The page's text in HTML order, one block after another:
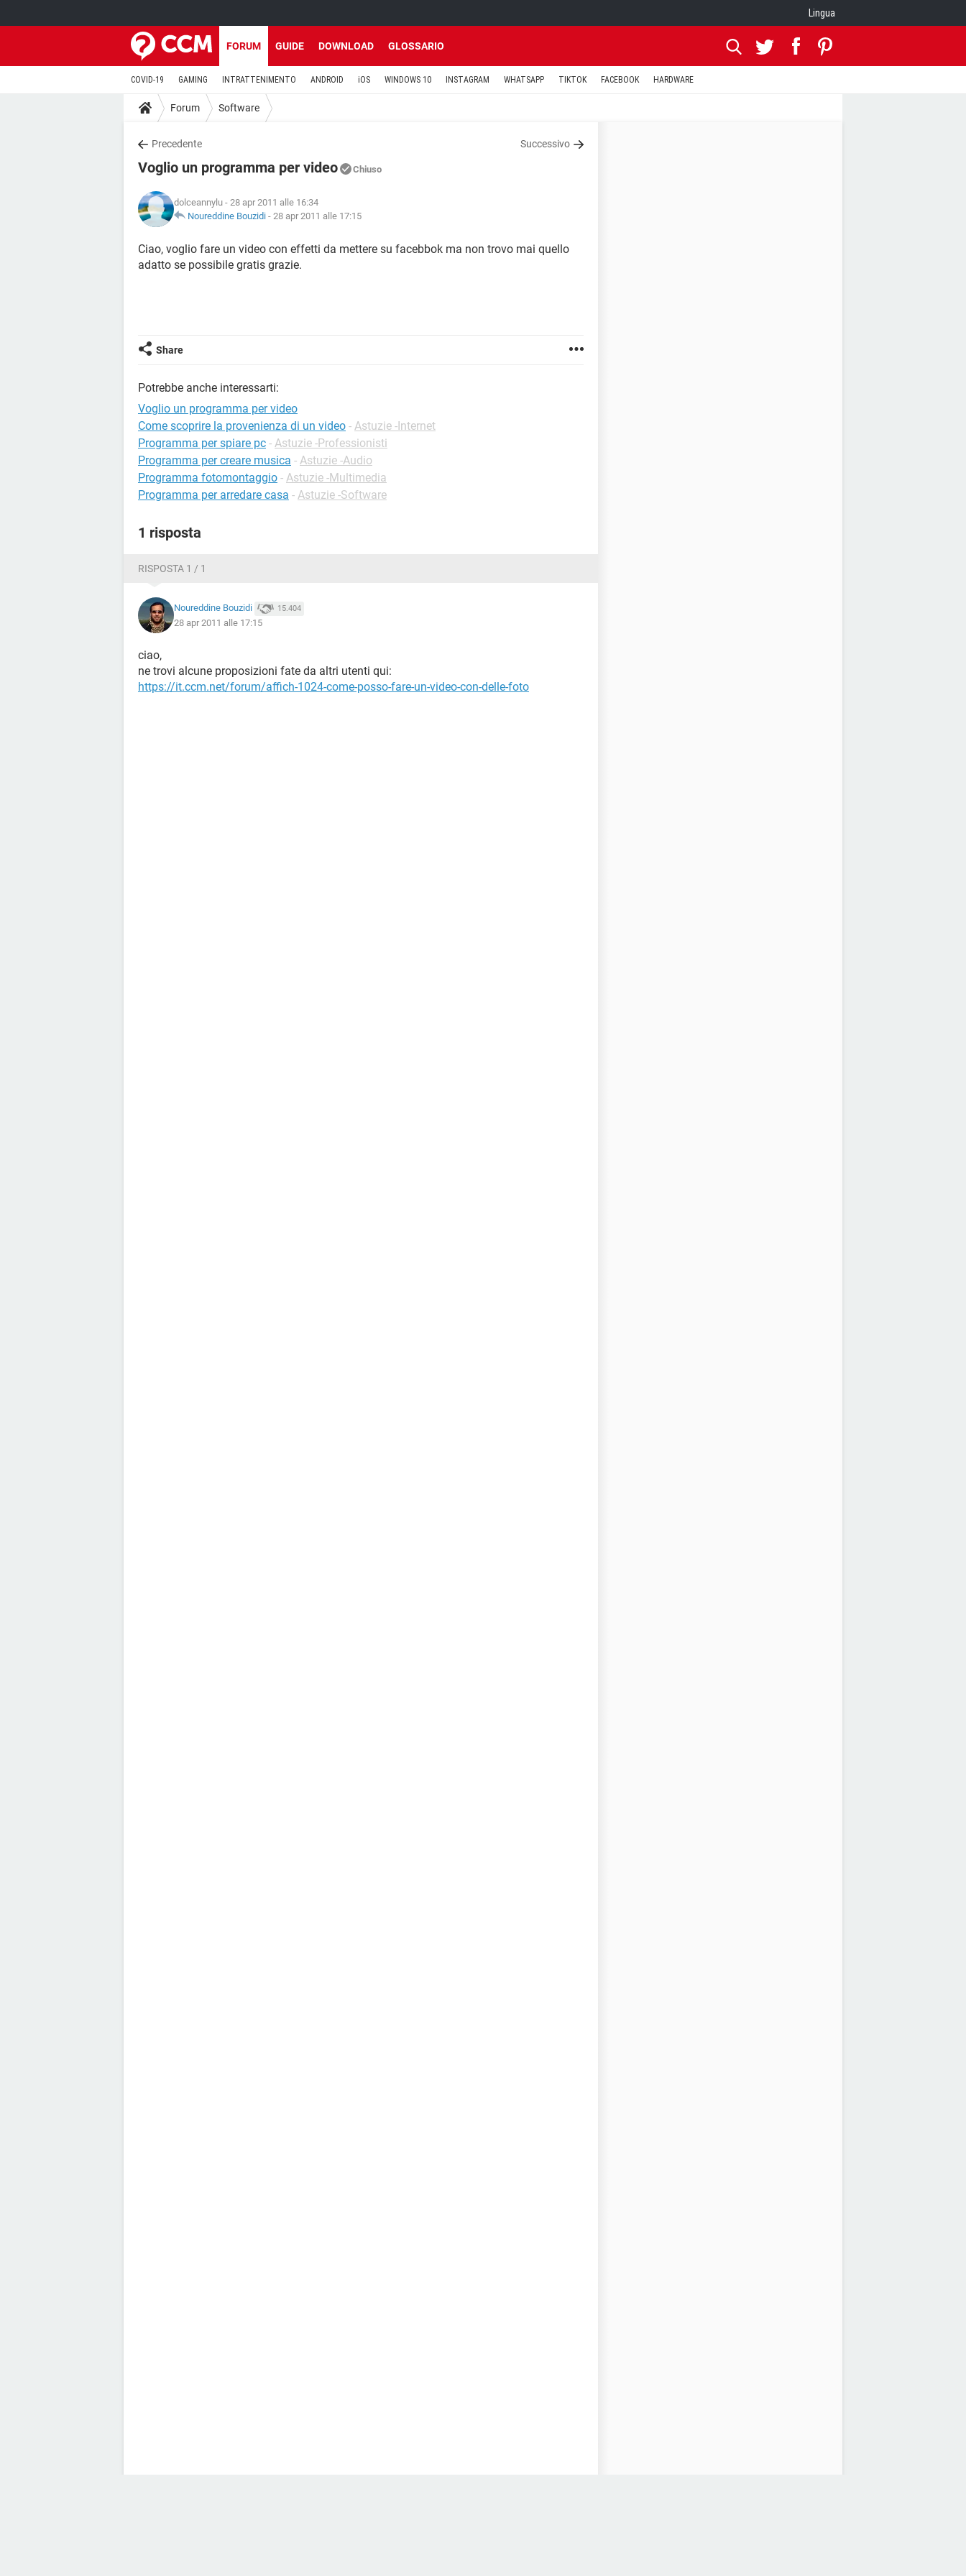
Lingua
FORUM GUIDE DOWNLOAD GLOSSARIO
COVID-19 GAMING INTRATTENIMENTO ANDROID iOS WINDOWS 10 INSTAGRAM WHATSAPP TIKTOK FACEBOOK HARDWARE
Forum Software
Precedente Successivo
Voglio un programma per video Chiuso
dolceannylu - 28 apr 2011 alle 16:34
Noureddine Bouzidi - 28 apr 2011 alle 17:15
Ciao, voglio fare un video con effetti da mettere su facebbok ma non trovo mai quello
adatto se possibile gratis grazie.
Share
Potrebbe anche interessarti:
Voglio un programma per video
Come scoprire la provenienza di un video - Astuzie -Internet
Programma per spiare pc - Astuzie -Professionisti
Programma per creare musica - Astuzie -Audio
Programma fotomontaggio - Astuzie -Multimedia
Programma per arredare casa - Astuzie -Software
1 risposta
RISPOSTA 1 / 1
Noureddine Bouzidi 15.404
28 apr 2011 alle 17:15
ciao,
ne trovi alcune proposizioni fate da altri utenti qui:
https://it.ccm.net/forum/affich-1024-come-posso-fare-un-video-con-delle-foto